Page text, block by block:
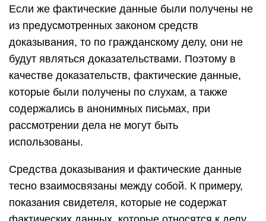
Если же фактические данные были получены не
из предусмотренных законом средств
доказывания, то по гражданскому делу, они не
будут являться доказательствами. Поэтому в
качестве доказательств, фактические данные,
которые были получены по слухам, а также
содержались в анонимных письмах, при
рассмотрении дела не могут быть
использованы.
Средства доказывания и фактические данные
тесно взаимосвязаны между собой. К примеру,
показания свидетеля, которые не содержат